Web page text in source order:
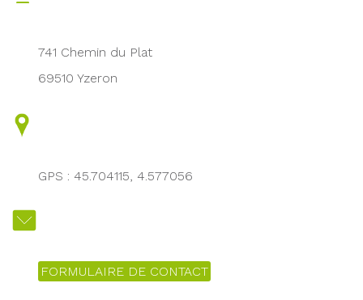
741 Chemin du Plat
69510 Yzeron
GPS : 45.704115, 4.577056
FORMULAIRE DE CONTACT